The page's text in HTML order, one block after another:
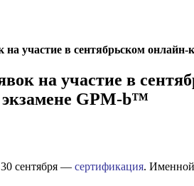
участие в сентябрьском
на участие в
GPM-b™
сентября — сертификация. Именной